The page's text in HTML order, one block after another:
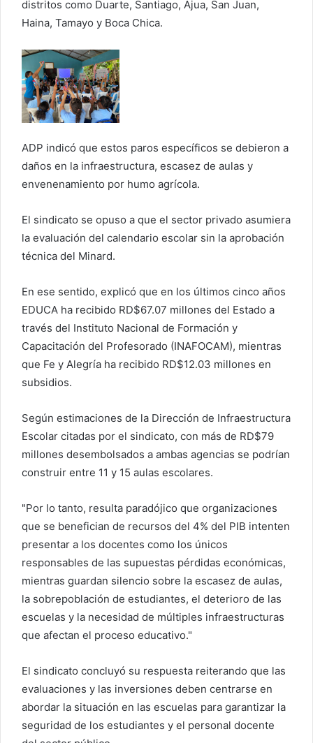
distritos como Duarte, Santiago, Ajua, San Juan,
Haina, Tamayo y Boca Chica.
ADP indicó que estos paros específicos se debieron a
daños en la infraestructura, escasez de aulas y
envenenamiento por humo agrícola.
El sindicato se opuso a que el sector privado asumiera
la evaluación del calendario escolar sin la aprobación
técnica del Minard.
En ese sentido, explicó que en los últimos cinco años
EDUCA ha recibido RD$67.07 millones del Estado a
través del Instituto Nacional de Formación y
Capacitación del Profesorado (INAFOCAM), mientras
que Fe y Alegría ha recibido RD$12.03 millones en
subsidios.
Según estimaciones de la Dirección de Infraestructura
Escolar citadas por el sindicato, con más de RD$79
millones desembolsados ​​a ambas agencias se podrían
construir entre 11 y 15 aulas escolares.
"Por lo tanto, resulta paradójico que organizaciones
que se benefician de recursos del 4% del PIB intenten
presentar a los docentes como los únicos
responsables de las supuestas pérdidas económicas,
mientras guardan silencio sobre la escasez de aulas,
la sobrepoblación de estudiantes, el deterioro de las
escuelas y la necesidad de múltiples infraestructuras
que afectan el proceso educativo."
El sindicato concluyó su respuesta reiterando que las
evaluaciones y las inversiones deben centrarse en
abordar la situación en las escuelas para garantizar la
seguridad de los estudiantes y el personal docente